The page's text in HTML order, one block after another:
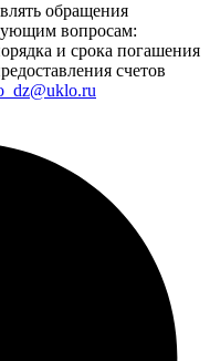
обращения
вопросам:
и срока погашения
счетов